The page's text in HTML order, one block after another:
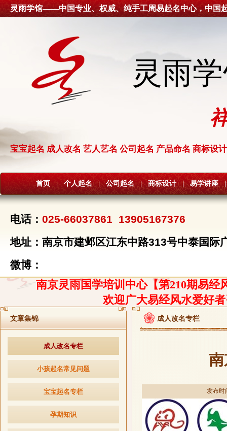
灵雨学馆——中国专业、权威、纯手工周易起名中心，中国
灵雨
宝宝起名 成人改名 艺人艺名 公司起名 产品命名 商标设计
首页 | 个人起名 | 公司起名 | 商标设计 | 易学讲座 |
电话： 025-66037861 13905167376
地址：南京市建邺区江东中路313号中泰国际
微博：
南京灵雨国学培训中心【第210期易经
欢迎广大易经风水爱好
文章集锦
成人改名专栏
小孩起名常见问题
宝宝起名专栏
孕期知识
成人改名专栏
发布时